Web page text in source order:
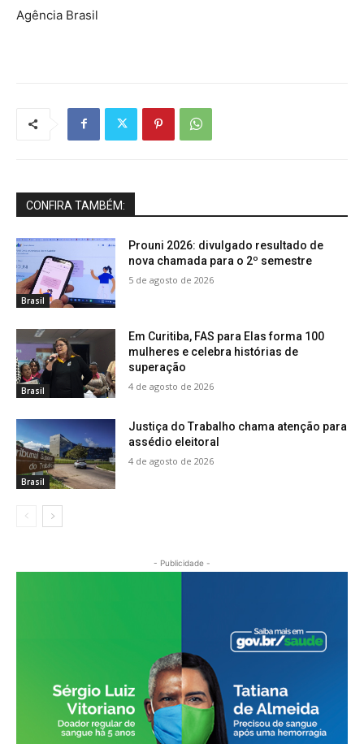
Agência Brasil
CONFIRA TAMBÉM:
Brasil
Prouni 2026: divulgado resultado de
nova chamada para o 2º semestre
5 de agosto de 2026
Brasil
Em Curitiba, FAS para Elas forma 100
mulheres e celebra histórias de
superação
4 de agosto de 2026
Brasil
Justiça do Trabalho chama atenção para
assédio eleitoral
4 de agosto de 2026
- Publicidade -